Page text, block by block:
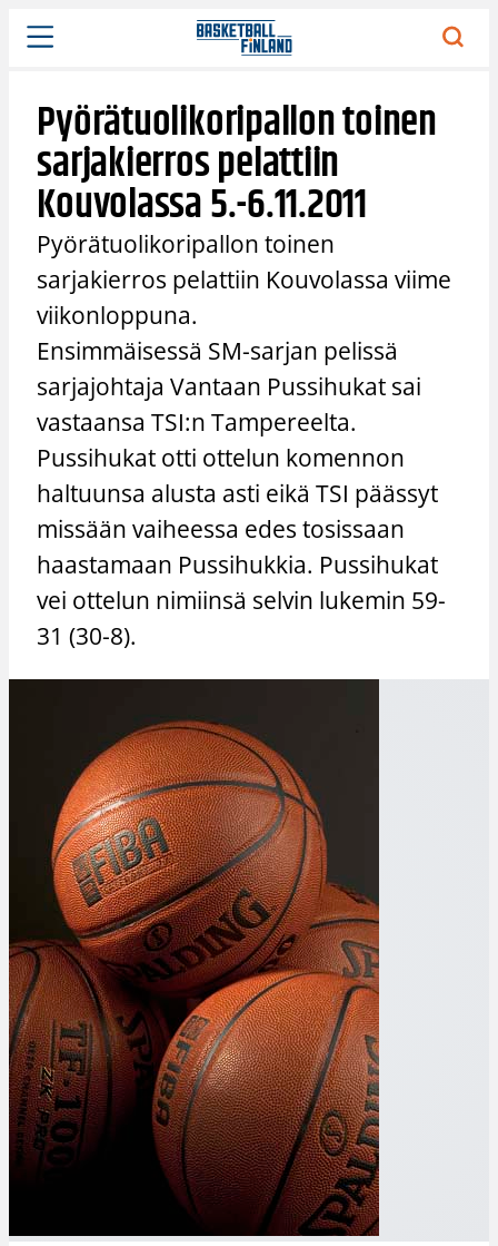
Siirry
sisältöön
Pyörätuolikoripallon toinen
sarjakierros pelattiin
Kouvolassa 5.-6.11.2011
Pyörätuolikoripallon toinen
sarjakierros pelattiin Kouvolassa viime
viikonloppuna.
Ensimmäisessä SM-sarjan pelissä
sarjajohtaja Vantaan Pussihukat sai
vastaansa TSI:n Tampereelta.
Pussihukat otti ottelun komennon
haltuunsa alusta asti eikä TSI päässyt
missään vaiheessa edes tosissaan
haastamaan Pussihukkia. Pussihukat
vei ottelun nimiinsä selvin lukemin 59-
31 (30-8).